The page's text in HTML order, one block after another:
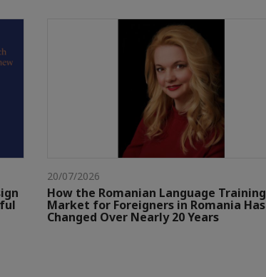
20/07/2026
How the Romanian Language Training
Market for Foreigners in Romania Has
Changed Over Nearly 20 Years